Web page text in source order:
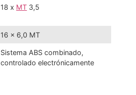
18 x MT 3,5
16 x 6,0 MT
Sistema ABS combinado,
controlado electrónicamente